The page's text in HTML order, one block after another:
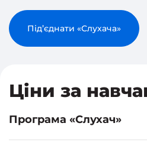
Під’єднати «Слухача»
Ціни за
Програма «Слухач»